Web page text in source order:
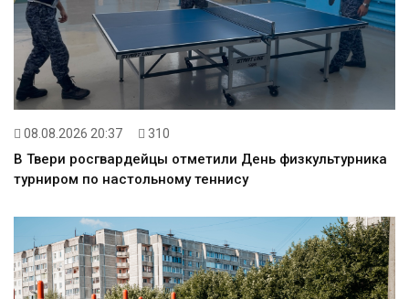
08.08.2026 20:37 310
В Твери росгвардейцы отметили День физкультурника
турниром по настольному теннису